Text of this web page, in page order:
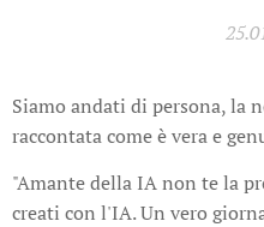
Siamo andati di persona, la
raccontata come è vera e
"Amante della IA non te la
creati con l'IA. Un vero